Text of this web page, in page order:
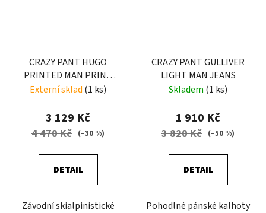
CRAZY PANT HUGO
PRINTED MAN PRINT
LIGHT JEANS
Externí sklad (1 ks)
3 129 Kč
4 470 Kč (–30 %)
DETAIL
Závodní skialpinistické
CRAZY PANT GULLIVER
LIGHT MAN JEANS
Skladem (1 ks)
1 910 Kč
3 820 Kč (–50 %)
DETAIL
Pohodlné pánské kalhoty